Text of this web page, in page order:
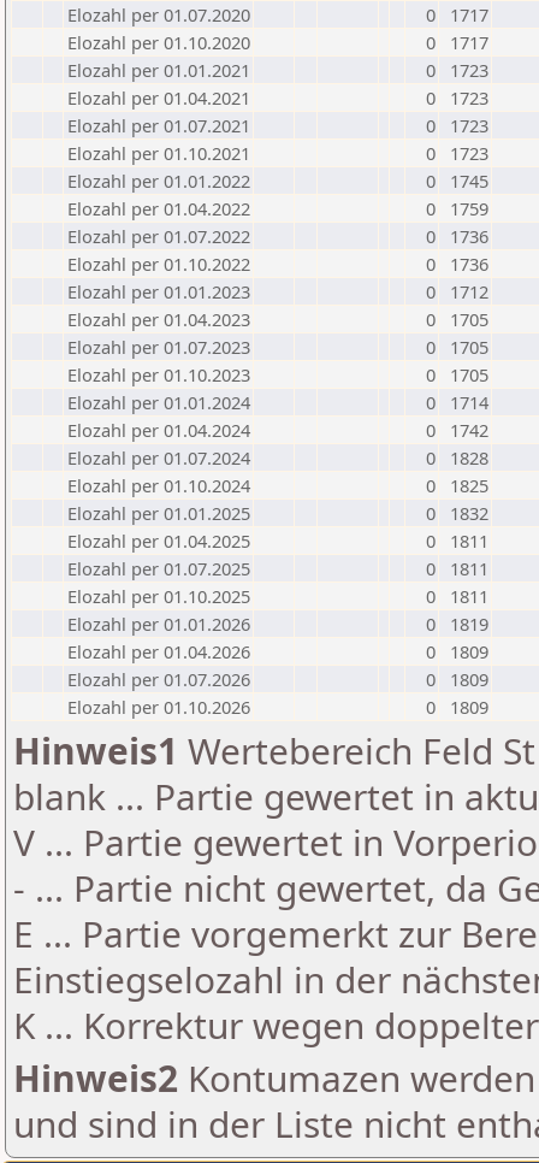
Elozahl per 01.07.2020
0
1717
Elozahl per 01.10.2020
0
1717
Elozahl per 01.01.2021
0
1723
Elozahl per 01.04.2021
0
1723
Elozahl per 01.07.2021
0
1723
Elozahl per 01.10.2021
0
1723
Elozahl per 01.01.2022
0
1745
Elozahl per 01.04.2022
0
1759
Elozahl per 01.07.2022
0
1736
Elozahl per 01.10.2022
0
1736
Elozahl per 01.01.2023
0
1712
Elozahl per 01.04.2023
0
1705
Elozahl per 01.07.2023
0
1705
Elozahl per 01.10.2023
0
1705
Elozahl per 01.01.2024
0
1714
Elozahl per 01.04.2024
0
1742
Elozahl per 01.07.2024
0
1828
Elozahl per 01.10.2024
0
1825
Elozahl per 01.01.2025
0
1832
Elozahl per 01.04.2025
0
1811
Elozahl per 01.07.2025
0
1811
Elozahl per 01.10.2025
0
1811
Elozahl per 01.01.2026
0
1819
Elozahl per 01.04.2026
0
1809
Elozahl per 01.07.2026
0
1809
Elozahl per 01.10.2026
0 1809
Hinweis1 Wertebereich Feld
blank ... Partie gewertet in
V ... Partie gewertet in
- ... Partie nicht gewertet, da
E ... Partie vorgemerkt zur
Einstiegselozahl in der
K ... Korrektur wegen
Hinweis2 Kontumazen
und sind in der Liste nicht